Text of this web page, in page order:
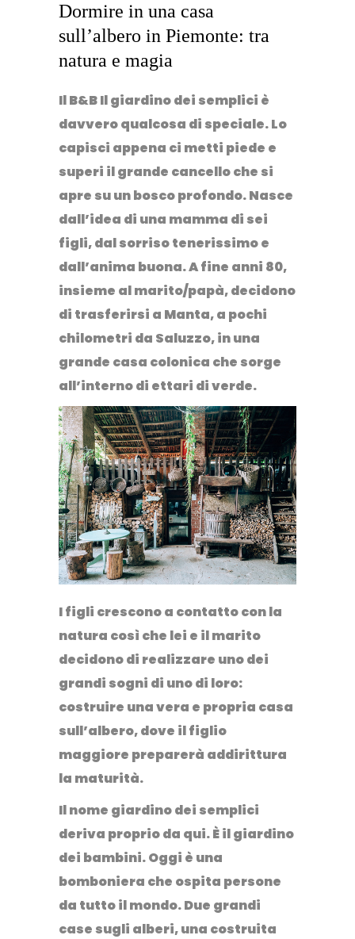
Dormire in una casa
sull’albero in Piemonte: tra
natura e magia
IlB&B Il giardino dei semplici è
davvero qualcosa di speciale. Lo
capisci appena ci metti piede e
superi il grande cancello che si
apre su un bosco profondo. Nasce
dall’idea di una mamma di sei
figli, dal sorriso tenerissimo e
dall’anima buona. A fine anni 80,
insieme al marito/papà, decidono
di trasferirsi a Manta, a pochi
chilometri da Saluzzo, in una
grande casa colonica che sorge
all’interno di ettari di verde.
I figli crescono a contatto con la
natura così che lei e il marito
decidono di realizzare uno dei
grandi sogni di uno di loro:
costruire una vera e propria casa
sull’albero, dove il figlio
maggiore preparerà addirittura
la maturità.
Il nome giardino dei semplici
deriva proprio da qui.È il giardino
dei bambini.Oggi è una
bomboniera che ospita persone
da tutto il mondo. Due grandi
case sugli alberi, una costruita